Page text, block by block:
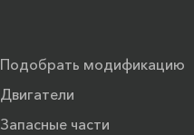
Подобрать модификацию
Двигатели
Запасные части